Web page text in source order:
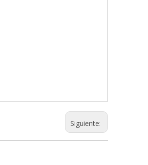
Siguiente: